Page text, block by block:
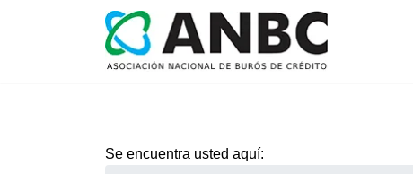
Se encuentra usted aquí: